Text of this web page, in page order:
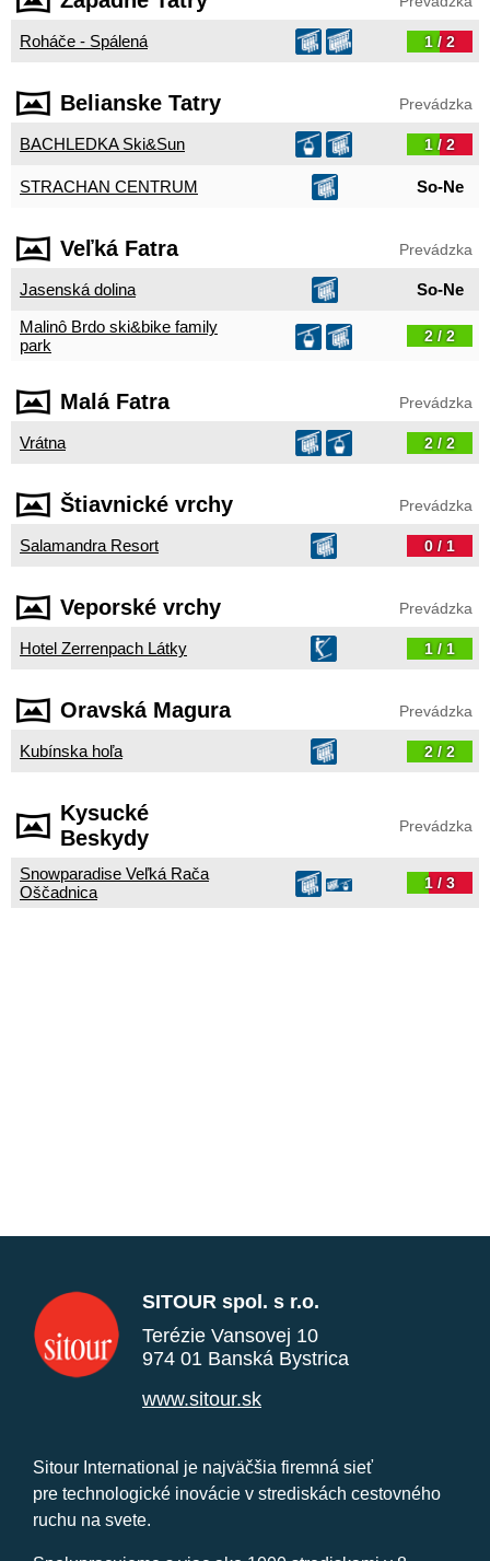
Roháče - Spálená 1 / 2
Belianske Tatry Prevádzka
BACHLEDKA Ski&Sun 1 / 2
STRACHAN CENTRUM So-Ne
Veľká Fatra Prevádzka
Jasenská dolina
So-Ne
Malinô Brdo ski&bike family
park
2 / 2
Malá Fatra Prevádzka
Vrátna 2 / 2
Štiavnické vrchy Prevádzka
Salamandra Resort 0 / 1
Veporské vrchy Prevádzka
Hotel Zerrenpach Látky 1 / 1
Oravská Magura Prevádzka
Kubínska hoľa 2 / 2
Kysucké
Beskydy
Prevádzka
Snowparadise Veľká Rača
Oščadnica
1 / 3
SITOUR spol. s r.o.
Terézie Vansovej 10
974 01 Banská Bystrica
www.sitour.sk
Sitour International je najväčšia firemná sieť
pre technologické inovácie v strediskách cestovného
ruchu na svete.